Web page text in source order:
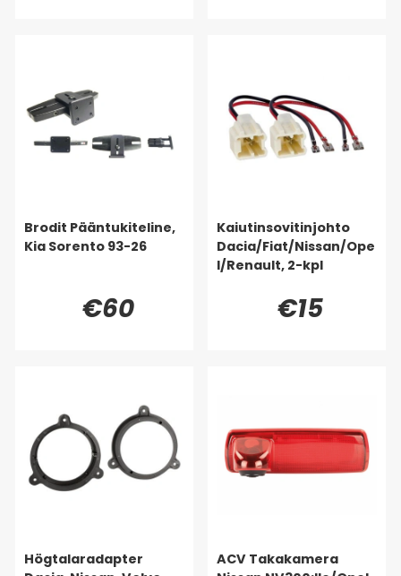
Brodit Pääntukiteline,
Kia Sorento 93-26
€60
Kaiutinsovitinjohto
Dacia/Fiat/Nissan/Ope
l/Renault, 2-kpl
€15
Högtalaradapter
ACV Takakamera